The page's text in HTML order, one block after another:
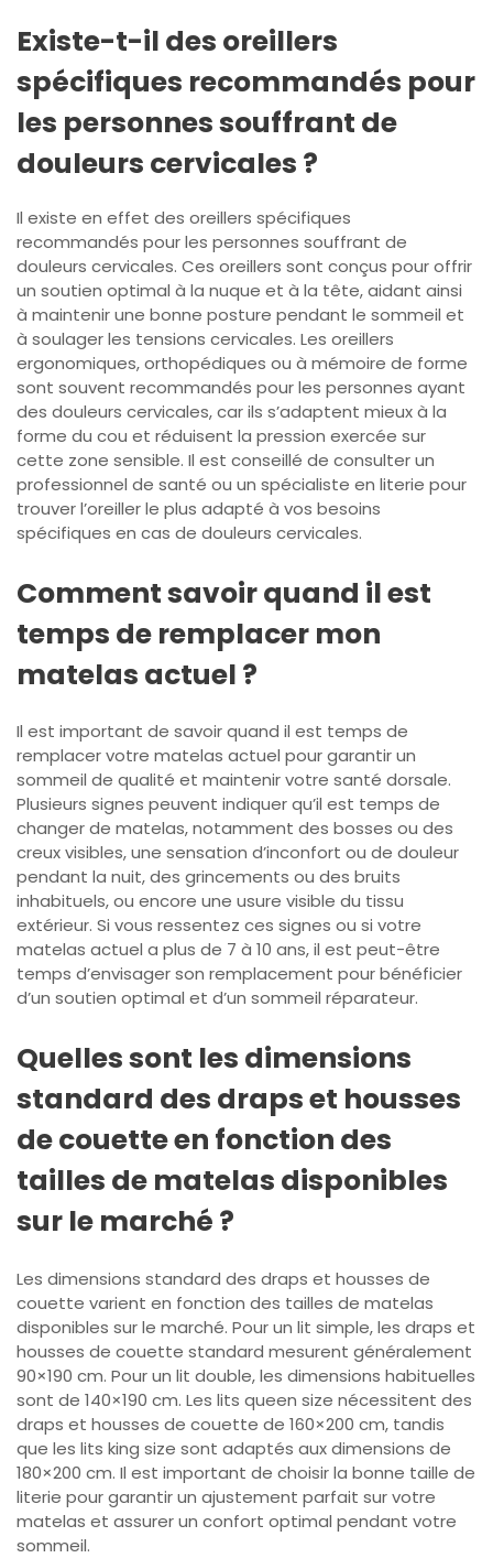
Existe-t-il des oreillers
spécifiques recommandés pour
les personnes souffrant de
douleurs cervicales ?
Il existe en effet des oreillers spécifiques
recommandés pour les personnes souffrant de
douleurs cervicales. Ces oreillers sont conçus pour offrir
un soutien optimal à la nuque et à la tête, aidant ainsi
à maintenir une bonne posture pendant le sommeil et
à soulager les tensions cervicales. Les oreillers
ergonomiques, orthopédiques ou à mémoire de forme
sont souvent recommandés pour les personnes ayant
des douleurs cervicales, car ils s’adaptent mieux à la
forme du cou et réduisent la pression exercée sur
cette zone sensible. Il est conseillé de consulter un
professionnel de santé ou un spécialiste en literie pour
trouver l’oreiller le plus adapté à vos besoins
spécifiques en cas de douleurs cervicales.
Comment savoir quand il est
temps de remplacer mon
matelas actuel ?
Il est important de savoir quand il est temps de
remplacer votre matelas actuel pour garantir un
sommeil de qualité et maintenir votre santé dorsale.
Plusieurs signes peuvent indiquer qu’il est temps de
changer de matelas, notamment des bosses ou des
creux visibles, une sensation d’inconfort ou de douleur
pendant la nuit, des grincements ou des bruits
inhabituels, ou encore une usure visible du tissu
extérieur. Si vous ressentez ces signes ou si votre
matelas actuel a plus de 7 à 10 ans, il est peut-être
temps d’envisager son remplacement pour bénéficier
d’un soutien optimal et d’un sommeil réparateur.
Quelles sont les dimensions
standard des draps et housses
de couette en fonction des
tailles de matelas disponibles
sur le marché ?
Les dimensions standard des draps et housses de
couette varient en fonction des tailles de matelas
disponibles sur le marché. Pour un lit simple, les draps et
housses de couette standard mesurent généralement
90×190 cm. Pour un lit double, les dimensions habituelles
sont de 140×190 cm. Les lits queen size nécessitent des
draps et housses de couette de 160×200 cm, tandis
que les lits king size sont adaptés aux dimensions de
180×200 cm. Il est important de choisir la bonne taille de
literie pour garantir un ajustement parfait sur votre
matelas et assurer un confort optimal pendant votre
sommeil.